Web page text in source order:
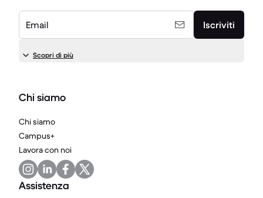
Email Iscriviti
Scopri di più
Chi siamo
Chi siamo
Campus+
Lavora con noi
Assistenza